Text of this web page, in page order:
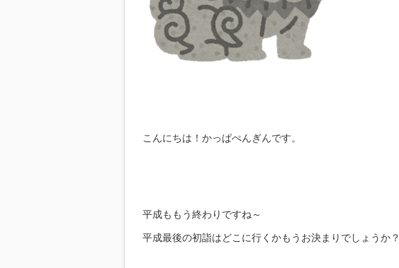
こんにちは！かっぱぺんぎんです。
平成ももう終わりですね～
平成最後の初詣はどこに行くかもうお決まりでしょうか？